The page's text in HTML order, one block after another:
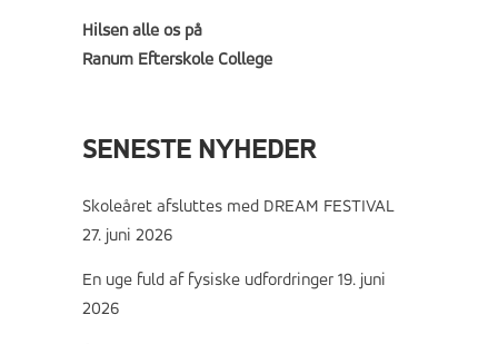
Hilsen alle os på
Ranum Efterskole College
SENESTE NYHEDER
Skoleåret afsluttes med DREAM FESTIVAL
27. juni 2026
En uge fuld af fysiske udfordringer 19. juni
2026